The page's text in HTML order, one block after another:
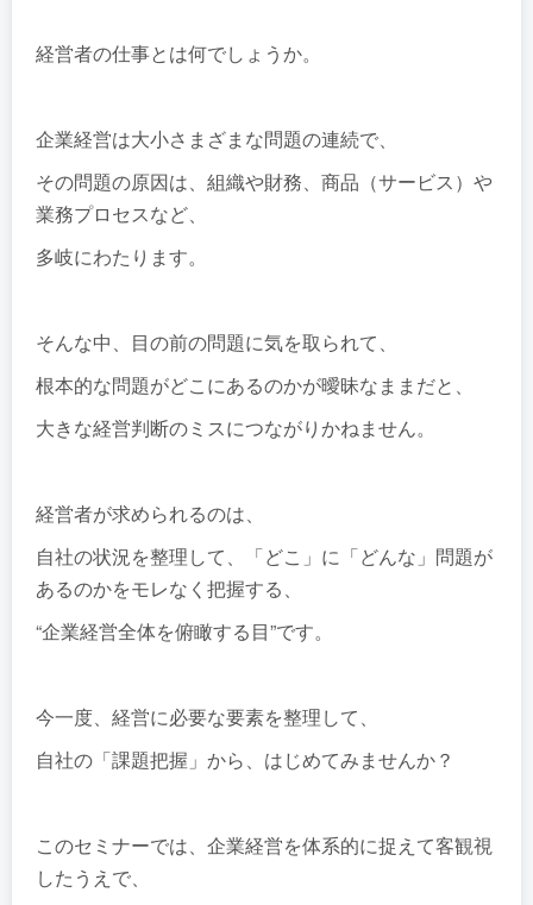
経営者の仕事とは何でしょうか。
企業経営は大小さまざまな問題の連続で、
その問題の原因は、組織や財務、商品（サービス）や
業務プロセスなど、
多岐にわたります。
そんな中、目の前の問題に気を取られて、
根本的な問題がどこにあるのかが曖昧なままだと、
大きな経営判断のミスにつながりかねません。
経営者が求められるのは、
自社の状況を整理して、「どこ」に「どんな」問題が
あるのかをモレなく把握する、
“企業経営全体を俯瞰する目”です。
今一度、経営に必要な要素を整理して、
自社の「課題把握」から、はじめてみませんか？
このセミナーでは、企業経営を体系的に捉えて客観視
したうえで、